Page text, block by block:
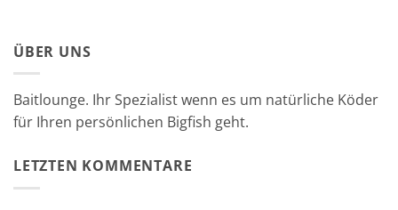
ÜBER UNS
Baitlounge. Ihr Spezialist wenn es um natürliche Köder
für Ihren persönlichen Bigfish geht.
LETZTEN KOMMENTARE